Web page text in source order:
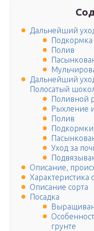
Дальнейший
Подкормка
Полив
Дальнейший
Полосатый
Поливной
Рыхление
Полив
Подкормки
Уход за
Описание,
Характеристика
Описание сорта
Посадка
грунте